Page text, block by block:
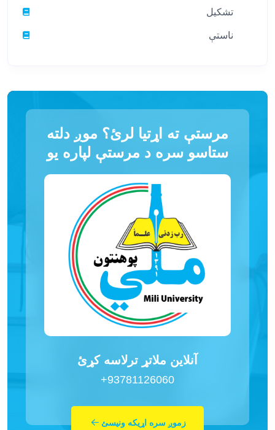
تشکیل
ناستې
مرستې ته اړتیا لرئ؟ موږ دلته
ستاسو سره د مرستې لپاره یو
آنلاین ملاتړ ترلاسه کړئ
+93781126060
زموږ سره اړیکه ونیسئ